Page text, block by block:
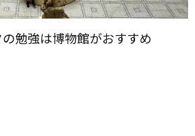
勉強は​博物館が​おすすめ